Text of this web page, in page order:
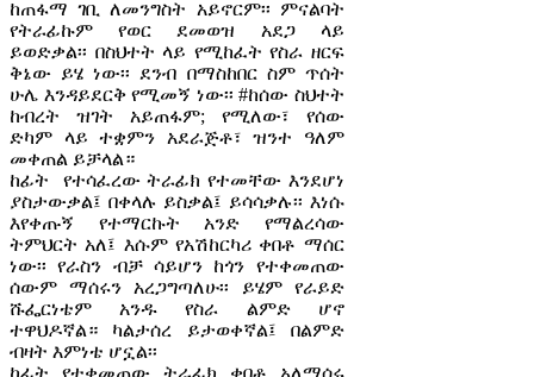
ከጠፋማ ገቢ ለመንግስት አይኖርም፡፡ ምናልባት
የትራፊኩም የወር ደመወዝ አደጋ ላይ
ይወድቃል፡፡ በስህተት ላይ የሚከፈት የስራ ዘርፍ
ቅኔው ይሄ ነው፡፡ ደንብ በማስከበር ስም ጥሰት
ሁሌ እንዳይደርቅ የሚመኝ ነው፡፡ #ከሰው ስህተት
ከብረት ዝገት አይጠፋም; የሚለው፣ የሰው
ድካም ላይ ተቋምን አደራጅቶ፣ ዝንተ ዓለም
መቀጠል ይቻላል።
ከፊት የተሳፈረው ትራፊክ የተመቸው እንደሆነ
ያስታውቃል፤ በቀላሉ ይስቃል፤ ይሳሳቃሉ፡፡ እነሱ
እየቀጡኝ የተማርኩት አንድ የማልረሳው
ትምህርት አለ፤ እሱም የአሽከርካሪ ቀበቶ ማሰር
ነው፡፡ የራስን ብቻ ሳይሆን ከጎን የተቀመጠው
ሰውም ማሰሩን አረጋግጣለሁ፡፡ ይሄም የራይድ
ሹፌርነቴም አንዱ የስራ ልምድ ሆኖ
ተዋህዶኛል። ካልታሰረ ይታወቀኛል፤ በልምድ
ብዛት እምነቴ ሆኗል፡፡
ከፊት የተቀመጠው ትራፊክ ቀበቶ አለማሰሩ